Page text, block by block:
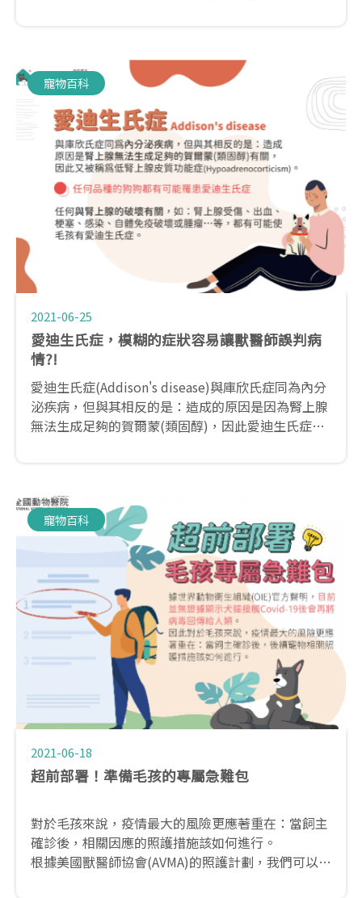
寵物百科
2021-06-25
愛迪生氏症，模糊的症狀容易讓獸醫師誤判病
情?!
愛迪生氏症(Addison's disease)與庫欣氏症同為內分
泌疾病，但與其相反的是：造成的原因是因為腎上腺
無法生成足夠的賀爾蒙(類固醇)，因此愛迪生氏症又
要透過一系列完整的檢查，排除其他疾病的可能，才
能診斷為愛迪生氏症。
寵物百科
2021-06-18
超前部署！準備毛孩的專屬急難包
對於毛孩來說，疫情最大的風險更應著重在：當飼主
確診後，相關因應的照護措施該如何進行。
根據美國獸醫師協會(AVMA)的照護計劃，我們可以事